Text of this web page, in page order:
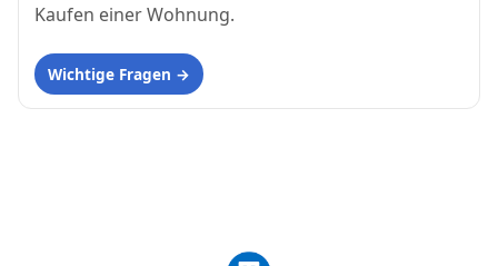
Kaufen einer Wohnung.
Wichtige Fragen